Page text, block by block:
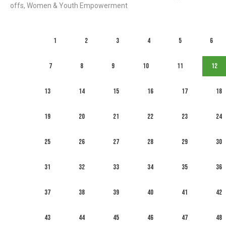
offs, Women & Youth Empowerment
1 2 3 4 5 6
7 8 9 10 11 12
13 14 15 16 17 18
19 20 21 22 23 24
25 26 27 28 29 30
31 32 33 34 35 36
37 38 39 40 41 42
43 44 45 46 47 48